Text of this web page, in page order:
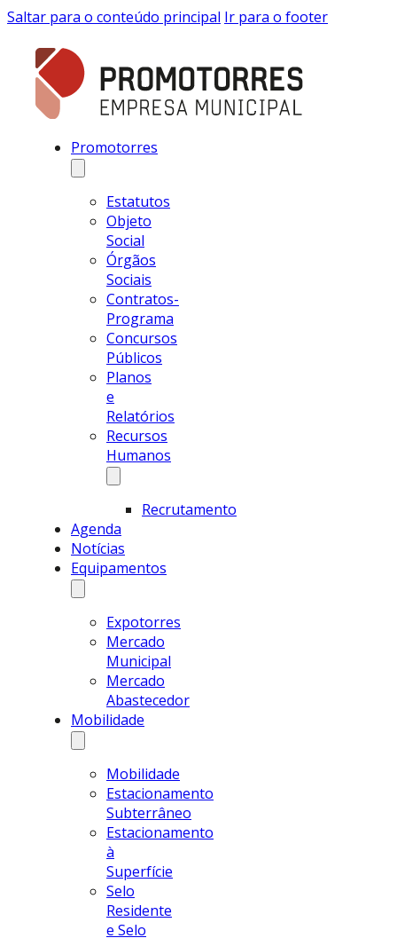
Saltar para o conteúdo principal Ir para o footer
Promotorres
Estatutos
Objeto
Social
Órgãos
Sociais
Contratos-
Programa
Concursos
Públicos
Planos
e
Relatórios
Recursos
Humanos
Recrutamento
Agenda
Notícias
Equipamentos
Expotorres
Mercado
Municipal
Mercado
Abastecedor
Mobilidade
Mobilidade
Estacionamento
Subterrâneo
Estacionamento
à
Superfície
Selo
Residente
e Selo